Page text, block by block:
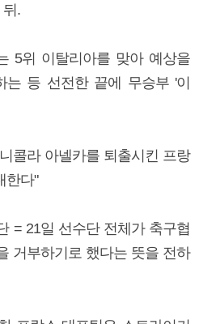
뒤.
5위 이탈리아를 맞아 예상을
등 선전한 끝에 무승부 '이
콜라 아넬카를 퇴출시킨 프랑
한다"
= 21일 선수단 전체가 축구협
거부하기로 했다는 뜻을 전하